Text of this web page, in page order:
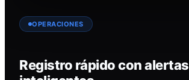
OPERACIONES
Registro rápido con alertas